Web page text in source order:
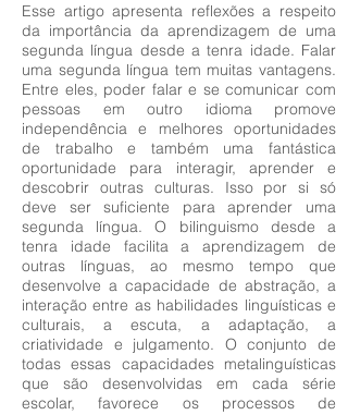
Esse artigo apresenta reflexões a respeito
da importância da aprendizagem de uma
segunda língua desde a tenra idade. Falar
uma segunda língua tem muitas vantagens.
Entre eles, poder falar e se comunicar com
pessoas em outro idioma promove
independência e melhores oportunidades
de trabalho e também uma fantástica
oportunidade para interagir, aprender e
descobrir outras culturas. Isso por si só
deve ser suficiente para aprender uma
segunda língua. O bilinguismo desde a
tenra idade facilita a aprendizagem de
outras línguas, ao mesmo tempo que
desenvolve a capacidade de abstração, a
interação entre as habilidades linguísticas e
culturais, a escuta, a adaptação, a
criatividade e julgamento. O conjunto de
todas essas capacidades metalinguísticas
que são desenvolvidas em cada série
escolar, favorece os processos de